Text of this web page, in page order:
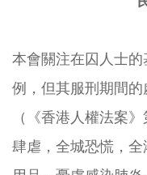
本會關注在囚人士
例，但其服刑期間
（《香港人權法案
肆虐，全城恐慌，